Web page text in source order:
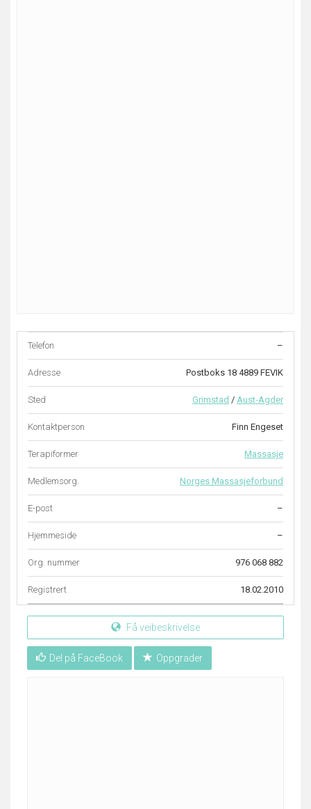
Telefon –
Adresse Postboks 18 4889 FEVIK
Sted Grimstad / Aust-Agder
Kontaktperson Finn Engeset
Terapiformer Massasje
Medlemsorg. Norges Massasjeforbund
E-post –
Hjemmeside –
Org. nummer 976 068 882
Registrert 18.02.2010
Få veibeskrivelse
Del på FaceBook Oppgrader